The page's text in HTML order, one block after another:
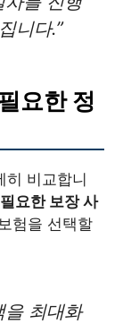
니다.”
요한 정
히 비교합니
필요한 보장 사
험을 선택할
을 최대화